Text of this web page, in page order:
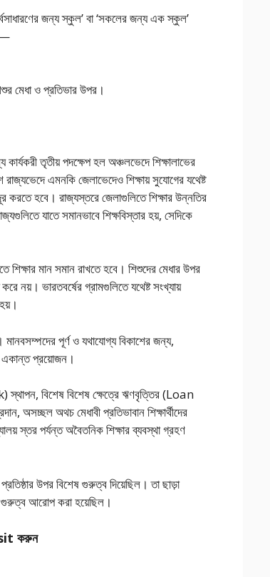
জন্য স্কুল’ বা ‘সকলের জন্য এক স্কুল’
মেধা ও প্রতিভার উপর।
কার্যকরী তৃতীয় পদক্ষেপ হল অঞ্চলভেদে শিক্ষালাভের
এমনকি জেলাভেদেও শিক্ষায় সুযােগের যথেষ্ট
করতে হবে। রাজ্যস্তরে জেলাগুলিতে শিক্ষার উন্নতির
যাতে সমানভাবে শিক্ষবিস্তার হয়, সেদিকে
শিক্ষার মান সমান রাখতে হবে। শিশুদের মেধার উপর
নয়। ভারতবর্ষের গ্রামগুলিতে যথেষ্ট সংখ্যায়
মানবসম্পদের পূর্ণ ও যথাযােগ্য বিকাশের জন্য,
একান্ত প্রয়ােজন।
স্থাপন, বিশেষ বিশেষ ক্ষেত্রে ঋণবৃত্তির (Loan
অসচ্ছল অথচ মেধাবী প্রতিভাবান শিক্ষার্থীদের
স্তর পর্যন্ত অবৈতনিক শিক্ষার ব্যবস্থা গ্রহণ
উপর বিশেষ গুরুত্ব দিয়েছিল। তা ছাড়া
গুরুত্ব আরােপ করা হয়েছিল।
করুন